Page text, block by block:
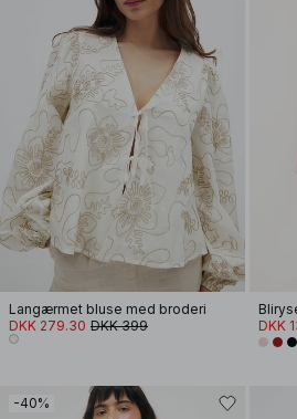
Langærmet bluse med broderi
DKK 279.30 DKK 399
DKK
-40%